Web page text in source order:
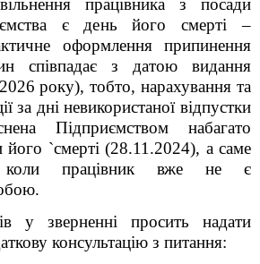
працівника з посади
є день його смерті –
оформлення припинення
співпадає з датою видання
року), тобто, нарахування та
за дні невикористаної відпустки
Підприємством набагато
його `смерті (28.11.2024), а саме
працівник вже нe є
у зверненні просить надати
консультацію з питання: